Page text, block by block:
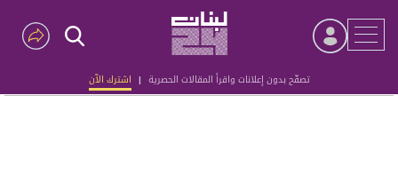
تصفّح بدون إعلانات واقرأ المقالات الحصرية | اشترك الآن
Advertisement